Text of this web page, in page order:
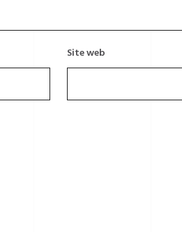
Site web